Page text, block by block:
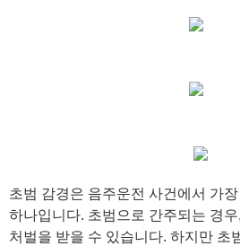
초범 감경은 음주운전 사건에서 가
하나입니다. 초범으로 간주되는 경
처벌을 받을 수 있습니다. 하지만 초